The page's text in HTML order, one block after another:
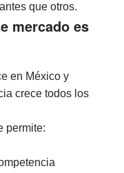
que otros.
mercado es
en México y
crece todos los
permite: